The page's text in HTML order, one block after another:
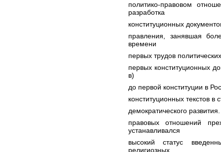
политико-правовом
разработка
конституционных
правления, занявшая
времени
первых трудов
первых конституционных
в)
до первой конституции в
конституционных текстов в
демократического
правовых отношений
устанавливался
высокий статус
религиозных